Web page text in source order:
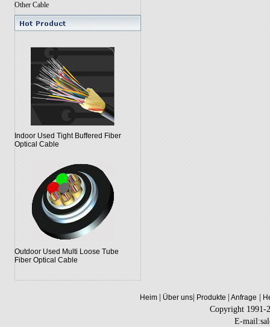
Other Cable
Indoor Used Tight Buffered Fiber
Optical Cable
Outdoor Used Multi Loose Tube
Fiber Optical Cable
Heim|Über uns|Produkte|Anfrage|
Copyright 1991-
E-